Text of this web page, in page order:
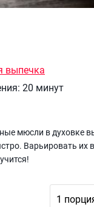
выпечка
20 минут
мюсли в духовке
Варьировать их